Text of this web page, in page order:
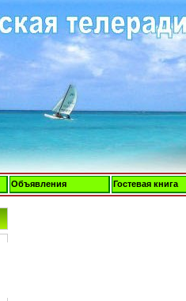
Объявления Гостевая книга